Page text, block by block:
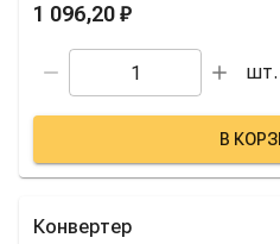
1 096,20 ₽
шт.
В
Конвертер